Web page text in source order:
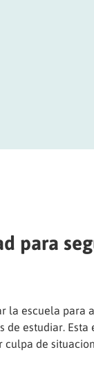
para
la escuela para
de estudiar. Esta
culpa de